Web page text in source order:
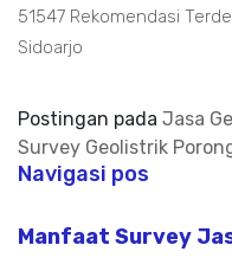
51547 Rekomendasi
Sidoarjo
Postingan pada Jasa
Survey Geolistrik
Navigasi pos
Manfaat Survey